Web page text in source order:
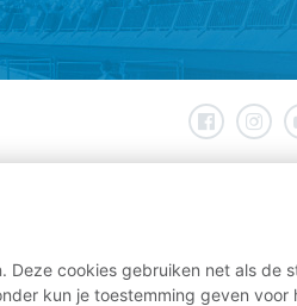
cookies gebruiken net als de
kun je toestemming geven voor